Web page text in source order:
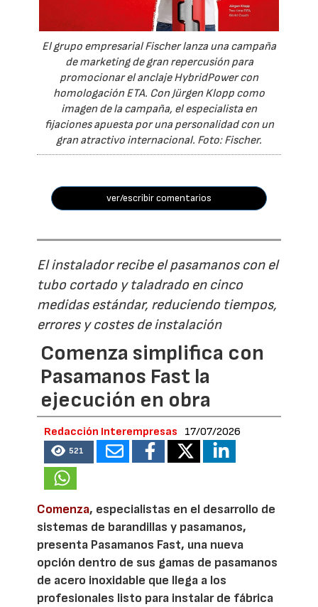
El grupo empresarial Fischer lanza una campaña
de marketing de gran repercusión para
promocionar el anclaje HybridPower con
homologación ETA. Con Jürgen Klopp como
imagen de la campaña, el especialista en
fijaciones apuesta por una personalidad con un
gran atractivo internacional. Foto: Fischer.
ver/escribir comentarios
El instalador recibe el pasamanos con el
tubo cortado y taladrado en cinco
medidas estándar, reduciendo tiempos,
errores y costes de instalación
Comenza simplifica con
Pasamanos Fast la
ejecución en obra
Redacción Interempresas 17/07/2026
521
Comenza, especialistas en el desarrollo de
sistemas de barandillas y pasamanos,
presenta Pasamanos Fast, una nueva
opción dentro de sus gamas de pasamanos
de acero inoxidable que llega a los
profesionales listo para instalar de fábrica